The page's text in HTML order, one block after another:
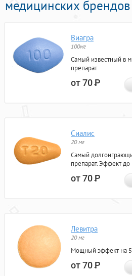
медицинских
Виагра
100мг
Самый известный в
препарат
от 70Р
Сиалис
20 мг
Самый
препарат. Эффект до
от 70Р
Левитра
20 мг
Мощный эффект на
от 70Р